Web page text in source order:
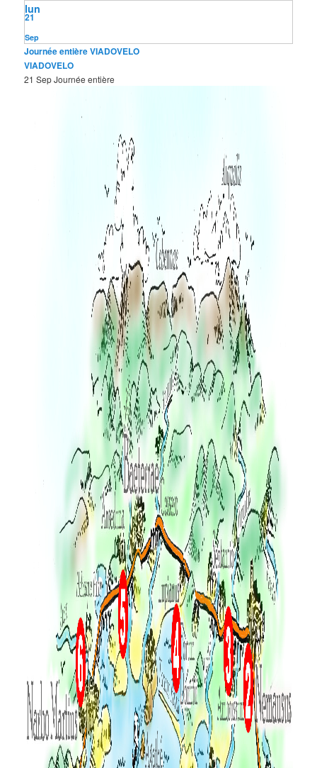
Sep
21
lun
Journée entièreVIADOVELO
VIADOVELO
21 SepJournée entière